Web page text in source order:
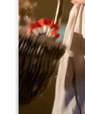
E
4.3 km
6 gente